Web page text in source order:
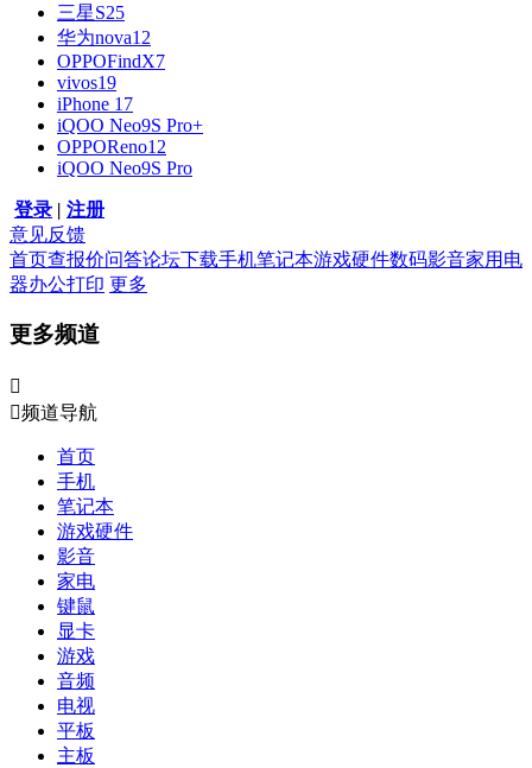
三星S25
华为nova12
OPPOFindX7
vivos19
iPhone 17
iQOO Neo9S Pro+
OPPOReno12
iQOO Neo9S Pro
登录 | 注册
意见反馈
首页查报价问答论坛下载手机笔记本游戏硬件数码影音家用电
器办公打印 更多
更多频道

频道导航
首页
手机
笔记本
游戏硬件
影音
家电
键鼠
显卡
游戏
音频
电视
平板
主板